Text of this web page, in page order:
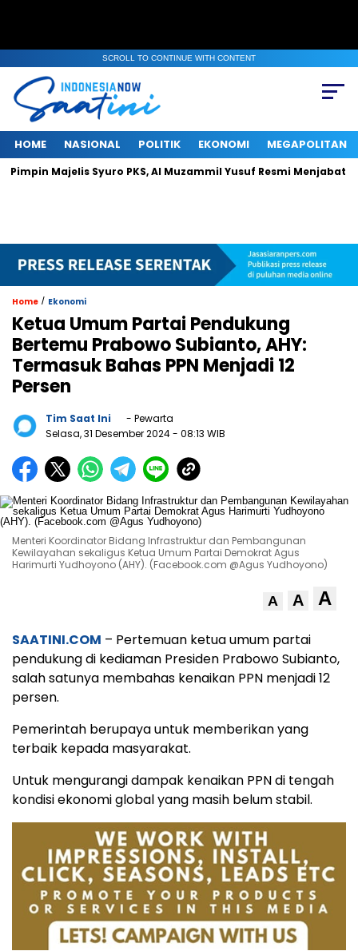
SCROLL TO CONTINUE WITH CONTENT
HOME NASIONAL POLITIK EKONOMI MEGAPOLITAN
Syuro PKS, Al Muzammil Yusuf Resmi Menjabat Presiden
Home / Ekonomi
Ketua Umum Partai Pendukung
Bertemu Prabowo Subianto, AHY:
Termasuk Bahas PPN Menjadi 12
Persen
Tim Saat Ini
- Pewarta
Selasa, 31 Desember 2024- 08:13 WIB
Menteri Koordinator Bidang Infrastruktur dan Pembangunan
Kewilayahan sekaligus Ketua Umum Partai Demokrat Agus
Harimurti Yudhoyono (AHY). (Facebook.com @Agus Yudhoyono)
A A A
SAATINI.COM – Pertemuan ketua umum partai
pendukung di kediaman Presiden Prabowo Subianto,
salah satunya membahas kenaikan PPN menjadi 12
persen.
Pemerintah berupaya untuk memberikan yang
terbaik kepada masyarakat.
Untuk mengurangi dampak kenaikan PPN di tengah
kondisi ekonomi global yang masih belum stabil.